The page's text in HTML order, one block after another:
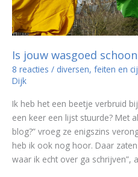
Is jouw wasgoed
8 reacties / diversen, feiten en
Dijk
Ik heb het een beetje verbruid
een keer een lijst stuurde? Met
blog?” vroeg ze enigszins
heb ik ook nog hoor. Daar
waar ik echt over ga schrijven”,